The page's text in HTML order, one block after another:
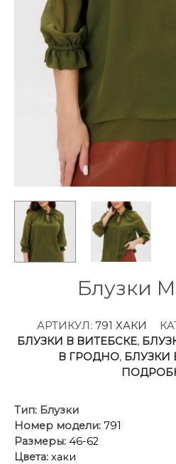
Блузки
АРТИКУЛ: 791 ХАКИ
БЛУЗКИ В ВИТЕБСКЕ,
В ГРОДНО, БЛУЗКИ
Тип: Блузки
Номер модели: 791
Размеры: 46-62
Цвета: хаки